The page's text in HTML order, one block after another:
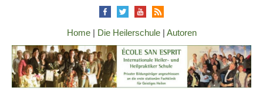
Home| Die Heilerschule| Autoren